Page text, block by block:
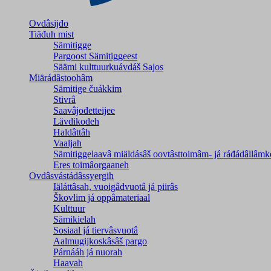
Ovdâsijđo
Tiäđuh mist
Sämitigge
Pargoost Sämitiggeest
Säämi kulttuurkuávdáš Sajos
Miärádâstoohâm
Sämitige čuákkim
Stivrâ
Saavâjođetteijee
Lävdikodeh
Haldâttâh
Vaaljah
Sämitiggelaavâ miäldásâš oovtâsttoimâm- já
Eres toimâorgaaneh
Ovdâsvástádâssyergih
Iäláttâsah, vuoigâdvuotâ já piirâs
Škovlim já oppâmateriaal
Kulttuur
Sämikielah
Sosiaal já tiervâsvuotâ
Aalmugijkoskâsâš pargo
Párnááh já nuorah
Haavah